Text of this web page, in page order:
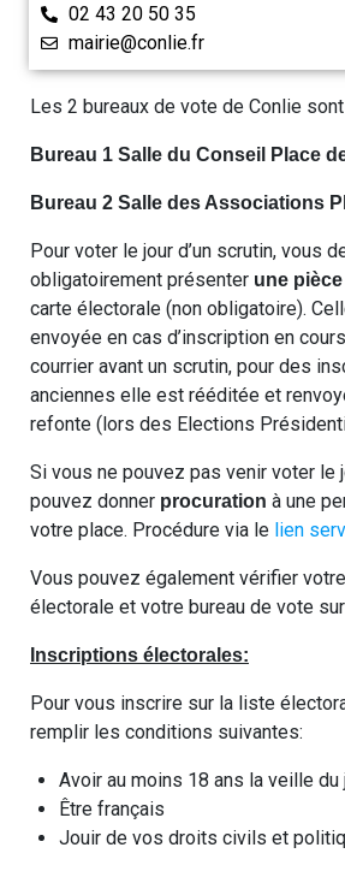
02 43 20 50 35
mairie@conlie.fr
Les 2 bureaux de vote de Conlie sont
Bureau 1 Salle du Conseil Place
Bureau 2 Salle des Associations
Pour voter le jour d’un scrutin, vous
obligatoirement présenter une
carte électorale (non obligatoire).
envoyée en cas d’inscription en
courrier avant un scrutin, pour des
anciennes elle est rééditée et
refonte (lors des Elections
Si vous ne pouvez pas venir voter le
pouvez donner procuration à une
votre place. Procédure via le lien
Vous pouvez également vérifier
électorale et votre bureau de vote
Inscriptions électorales:
Pour vous inscrire sur la liste
remplir les conditions suivantes:
Avoir au moins 18 ans la veille du
Être français
Jouir de vos droits civils et